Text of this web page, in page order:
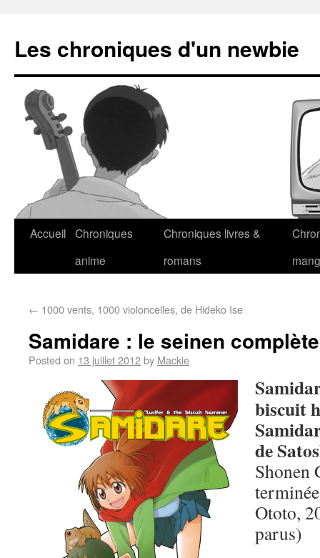
Les chroniques d'un newbie
Accueil Chroniques
anime
Chroniques livres &
romans
← 1000 vents, 1000 violoncelles, de Hideko Ise
Samidare : le seinen
Posted on 13 juillet 2012by Mackie
biscuit
de
Shonen
Ototo,
parus)